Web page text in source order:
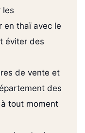
les
en thaï avec le
éviter des
de vente et
des
tout moment